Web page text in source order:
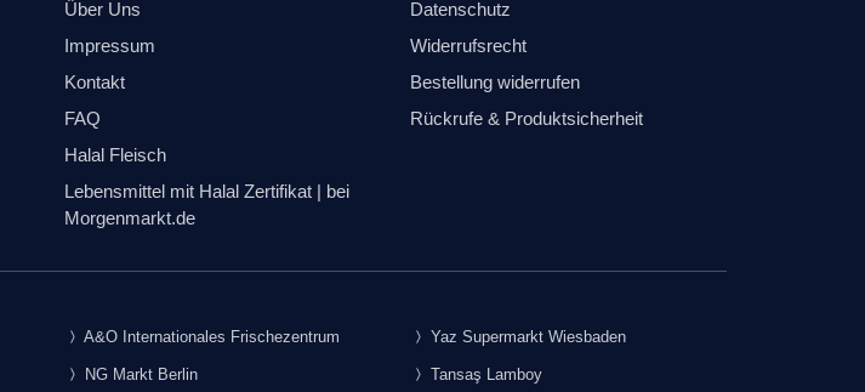
Über Uns
Impressum
Kontakt
FAQ
Halal Fleisch
Lebensmittel mit Halal Zertifikat | bei
Morgenmarkt.de
Datenschutz
Widerrufsrecht
Bestellung widerrufen
Rückrufe & Produktsicherheit
A&O Internationales Frischezentrum Yaz Supermarkt Wiesbaden
NG Markt Berlin Tansaş Lamboy